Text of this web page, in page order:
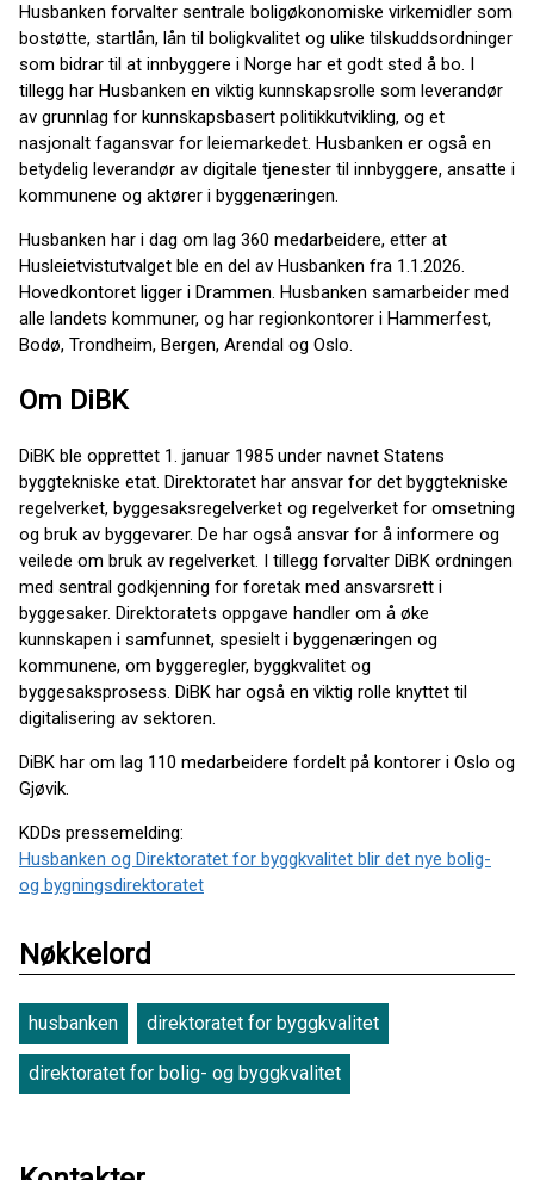
Husbanken forvalter sentrale boligøkonomiske virkemidler som
bostøtte, startlån, lån til boligkvalitet og ulike tilskuddsordninger
som bidrar til at innbyggere i Norge har et godt sted å bo. I
tillegg har Husbanken en viktig kunnskapsrolle som leverandør
av grunnlag for kunnskapsbasert politikkutvikling, og et
nasjonalt fagansvar for leiemarkedet. Husbanken er også en
betydelig leverandør av digitale tjenester til innbyggere, ansatte i
kommunene og aktører i byggenæringen.
Husbanken har i dag om lag 360 medarbeidere, etter at
Husleietvistutvalget ble en del av Husbanken fra 1.1.2026.
Hovedkontoret ligger i Drammen. Husbanken samarbeider med
alle landets kommuner, og har regionkontorer i Hammerfest,
Bodø, Trondheim, Bergen, Arendal og Oslo.
Om DiBK
DiBK ble opprettet 1. januar 1985 under navnet Statens
byggtekniske etat. Direktoratet har ansvar for det byggtekniske
regelverket, byggesaksregelverket og regelverket for omsetning
og bruk av byggevarer. De har også ansvar for å informere og
veilede om bruk av regelverket. I tillegg forvalter DiBK ordningen
med sentral godkjenning for foretak med ansvarsrett i
byggesaker. Direktoratets oppgave handler om å øke
kunnskapen i samfunnet, spesielt i byggenæringen og
kommunene, om byggeregler, byggkvalitet og
byggesaksprosess. DiBK har også en viktig rolle knyttet til
digitalisering av sektoren.
DiBK har om lag 110 medarbeidere fordelt på kontorer i Oslo og
Gjøvik.
KDDs pressemelding:
Husbanken og Direktoratet for byggkvalitet blir det nye bolig-
og bygningsdirektoratet
Nøkkelord
husbanken direktoratet for byggkvalitet
direktoratet for bolig- og byggkvalitet